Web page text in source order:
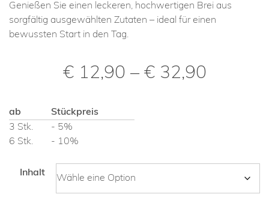
Genießen Sie einen leckeren, hochwertigen Brei aus
sorgfältig ausgewählten Zutaten – ideal für einen
bewussten Start in den Tag.
€12,90 – €32,90
ab
Stückpreis
3 Stk.
- 5%
6 Stk.
- 10%
Inhalt